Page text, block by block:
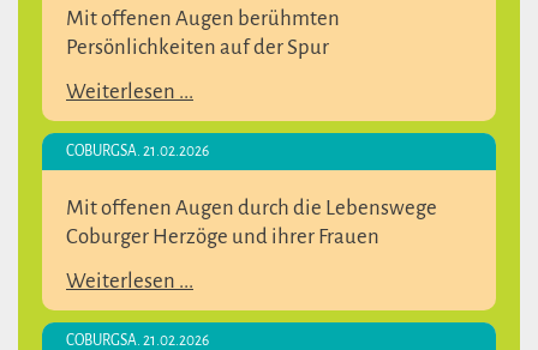
Mit offenen Augen berühmten
Persönlichkeiten auf der Spur
Weiterlesen ...
COBURGSA. 21.02.2026
Mit offenen Augen durch die Lebenswege
Coburger Herzöge und ihrer Frauen
Weiterlesen ...
COBURGSA. 21.02.2026